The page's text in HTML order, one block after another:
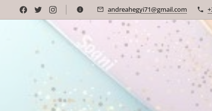
andreahegyi71@gmail.com